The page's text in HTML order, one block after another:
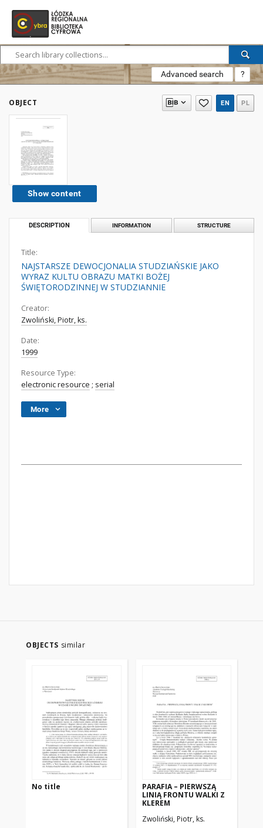
Advanced search ?
OBJECT EN PL
Show content
DESCRIPTION INFORMATION STRUCTURE
Title:
NAJSTARSZE DEWOCJONALIA STUDZIAŃSKIE JAKO
WYRAZ KULTU OBRAZU MATKI BOŻEJ
ŚWIĘTORODZINNEJ W STUDZIANNIE
Creator:
Zwoliński, Piotr, ks.
Date:
1999
Resource Type:
electronic resource ; serial
More
OBJECTS similar
No title
PARAFIA – PIERWSZĄ
LINIĄ FRONTU WALKI Z
KLEREM
Zwoliński, Piotr, ks.